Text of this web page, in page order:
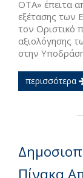
ΟΤΑ» έπειτα
εξέτασης των
τον Οριστικό
αξιολόγησης
στην
περισσότερα